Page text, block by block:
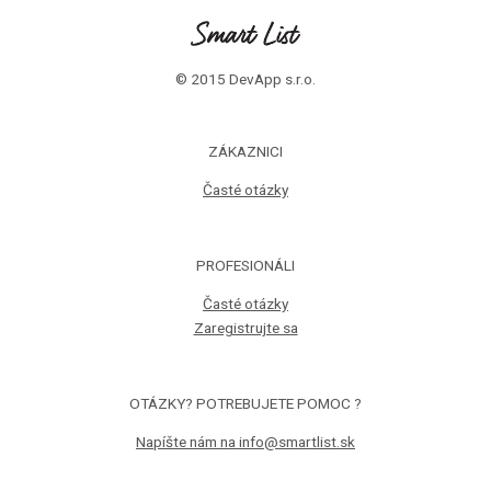
© 2015 DevApp s.r.o.
ZÁKAZNICI
Časté otázky
PROFESIONÁLI
Časté otázky
Zaregistrujte sa
OTÁZKY? POTREBUJETE POMOC ?
Napíšte nám na info@smartlist.sk